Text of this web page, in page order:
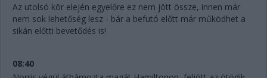
Az utolsó kör elején egyelőre ez nem jött össze, innen már
nem sok lehetőség lesz - bár a befutó előtt már működhet a
sikán előtti bevetődés is!
08:40